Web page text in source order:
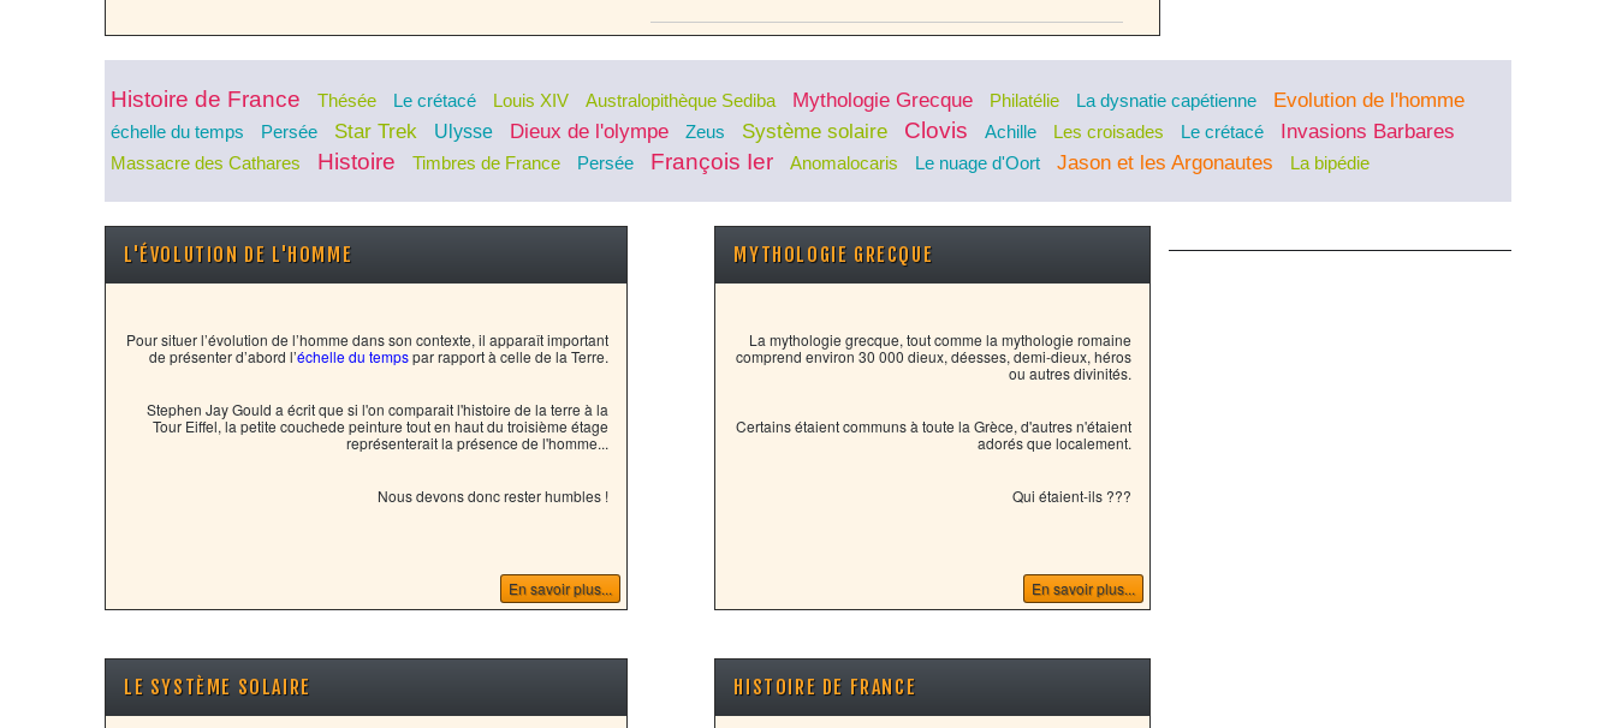
Histoire de France Thésée Le crétacé Louis XIV Australopithèque Sediba Mythologie Grecque Philatélie La dysnatie capétienne Evolution de l'homme
échelle du temps Persée Star Trek Ulysse Dieux de l'olympe Zeus Système solaire Clovis Achille Les croisades Le crétacé Invasions Barbares
Massacre des Cathares Histoire Timbres de France Persée François Ier Anomalocaris Le nuage d'Oort Jason et les Argonautes La bipédie
L'ÉVOLUTION DE L'HOMME
Pour situer l’évolution de l’homme dans son contexte, il apparaît important
de présenter d’abord l’échelle du tempspar rapport à celle de la Terre.
Stephen Jay Gould a écrit que si l'on comparait l'histoire de la terre à la
Tour Eiffel, la petite couchede peinture tout en haut du troisième étage
représenterait la présence de l'homme...
Nous devons donc rester humbles !
En savoir plus...
MYTHOLOGIE GRECQUE
La mythologie grecque, tout comme la mythologie romaine
comprend environ 30 000 dieux, déesses, demi-dieux, héros
ou autres divinités.
Certains étaient communs à toute la Grèce, d'autres n'étaient
adorés que localement.
Qui étaient-ils ???
En savoir plus...
LE SYSTÈME SOLAIRE HISTOIRE DE FRANCE